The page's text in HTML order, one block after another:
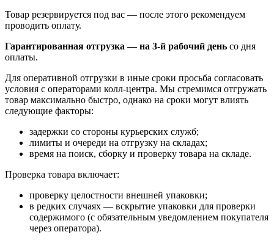
Товар резервируется под вас — после этого рекомендуем
проводить оплату.
Гарантированная отгрузка — на 3‑й рабочий день со дня
оплаты.
Для оперативной отгрузки в иные сроки просьба согласовать
условия с операторами колл‑центра. Мы стремимся отгружать
товар максимально быстро, однако на сроки могут влиять
следующие факторы:
задержки со стороны курьерских служб;
лимиты и очереди на отгрузку на складах;
время на поиск, сборку и проверку товара на складе.
Проверка товара включает:
проверку целостности внешней упаковки;
в редких случаях — вскрытие упаковки для проверки
содержимого (с обязательным уведомлением покупателя
через оператора).